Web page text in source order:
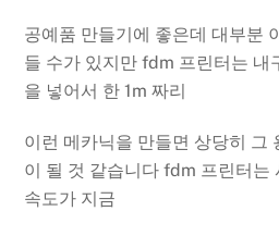
공예품 만들기에 좋은데 대부분
들 수가 있지만 fdm 프린터는 내
을 넣어서 한 1m 짜리
이런 메카닉을 만들면 상당히 그
이 될 것 같습니다 fdm 프린터는
속도가 지금